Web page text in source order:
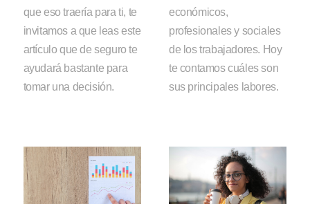
que eso traería para ti, te
invitamos a que leas este
artículo que de seguro te
ayudará bastante para
tomar una decisión.
económicos,
profesionales y sociales
de los trabajadores. Hoy
te contamos cuáles son
sus principales labores.